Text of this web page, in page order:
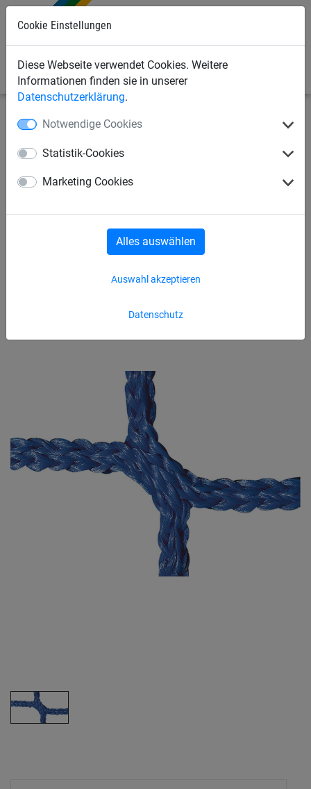
Cookie Einstellungen
Diese Webseite verwendet Cookies. Weitere
Informationen finden sie in unserer
Datenschutzerklärung.
Notwendige Cookies
Statistik-Cookies
Marketing Cookies
Datenschutz
Auswahl akzeptieren
Alles auswählen
Industrienetze Palettenregal-Sicherheitsnetze
Netze
Palettenregal-Sicherheitsnetz
aus PP, ca. 5 mm stark,
Maschenweite 45 mm